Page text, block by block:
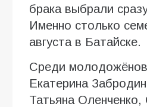
брака выбрали
Именно столько
августа в Батайске.
Среди
Екатерина
Татьяна Оленченко,